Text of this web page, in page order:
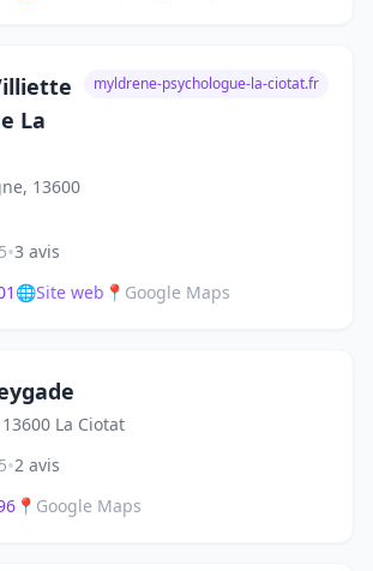
La
13600
myldrene-psychologue-la-ciotat.fr
•3 avis
🌐Site web 📍 Google Maps
La Ciotat
•2 avis
📍 Google Maps